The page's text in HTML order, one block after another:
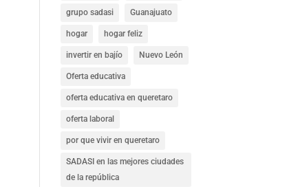
grupo sadasi Guanajuato
hogar hogar feliz
invertir en bajío Nuevo León
Oferta educativa
oferta educativa en queretaro
oferta laboral
por que vivir en queretaro
SADASI en las mejores ciudades
de la república